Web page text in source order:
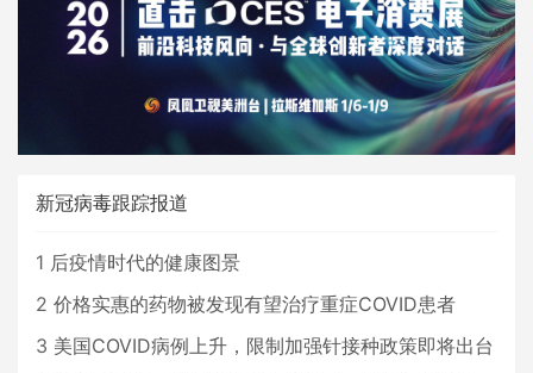
新冠病毒跟踪报道
1 后疫情时代的健康图景
2 价格实惠的药物被发现有望治疗重症COVID患者
3 美国COVID病例上升，限制加强针接种政策即将出台